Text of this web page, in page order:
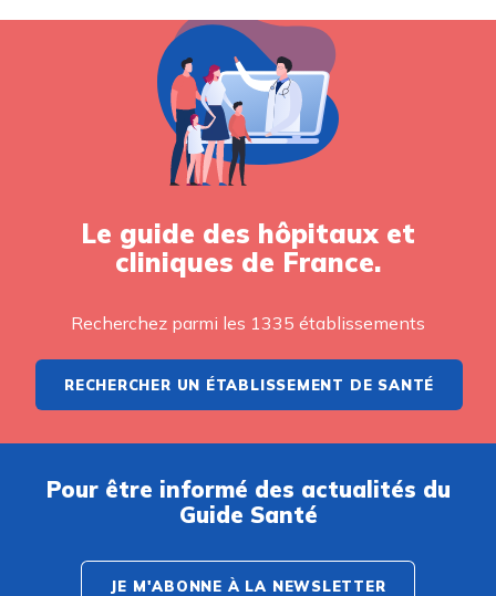
Le guide des hôpitaux et
cliniques de France.
Recherchez parmi les 1335 établissements
RECHERCHER UN ÉTABLISSEMENT DE SANTÉ
Pour être informé des actualités du
Guide Santé
JE M'ABONNE À LA NEWSLETTER